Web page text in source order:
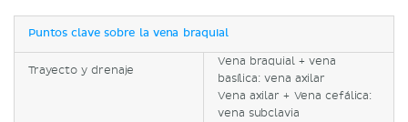
Puntos clave sobre la vena braquial
Trayecto y drenaje
Vena braquial + vena
basílica: vena axilar
Vena axilar + Vena cefálica:
vena subclavia